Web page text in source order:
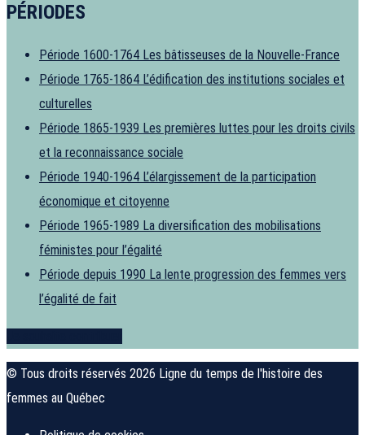
PÉRIODES
Période 1600-1764 Les bâtisseuses de la Nouvelle-France
Période 1765-1864 L’édification des institutions sociales et
culturelles
Période 1865-1939 Les premières luttes pour les droits civils
et la reconnaissance sociale
Période 1940-1964 L’élargissement de la participation
économique et citoyenne
Période 1965-1989 La diversification des mobilisations
féministes pour l’égalité
Période depuis 1990 La lente progression des femmes vers
l’égalité de fait
© Tous droits réservés 2026 Ligne du temps de l'histoire des
femmes au Québec